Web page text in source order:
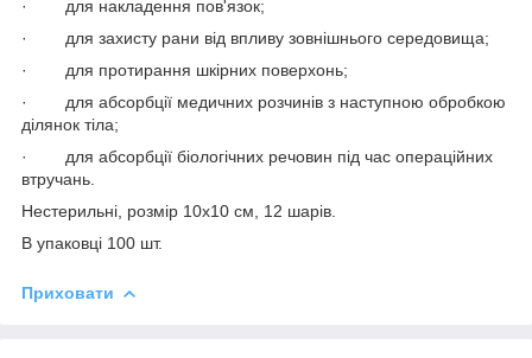
·
для накладення пов'язок;
·
для захисту рани від впливу зовнішнього середовища;
·
для протирання шкірних поверхонь;
·
для абсорбції медичних розчинів з наступною обробкою
ділянок тіла;
·
для абсорбції біологічних речовин під час операційних
втручань.
Нестерильні, розмір 10х10 см, 12 шарів.
В упаковці 100 шт.
Приховати